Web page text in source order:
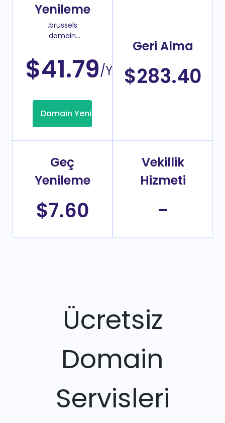
Yenileme
.brussels
domain
$41.79/Yıl
Domain Yenileme
Geri Alma
$283.40
Geç
Yenileme
$7.60
Vekillik
Hizmeti
-
Ücretsiz
Domain
Servisleri